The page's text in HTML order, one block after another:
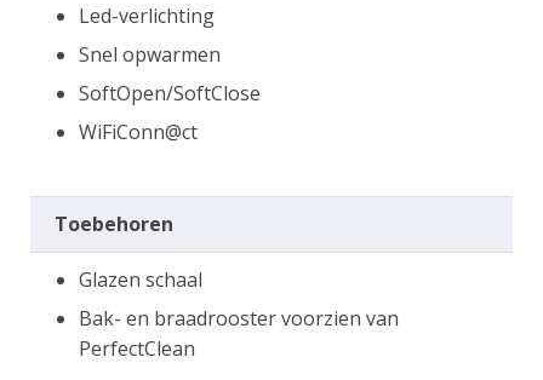
Led-verlichting
Snel opwarmen
SoftOpen/SoftClose
WiFiConn@ct
Toebehoren
Glazen schaal
Bak- en braadrooster voorzien van
PerfectClean